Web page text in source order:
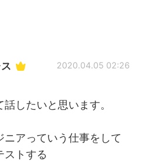
2020.04.05 02:26
したいと思います。
アっていう仕事をして
ストする